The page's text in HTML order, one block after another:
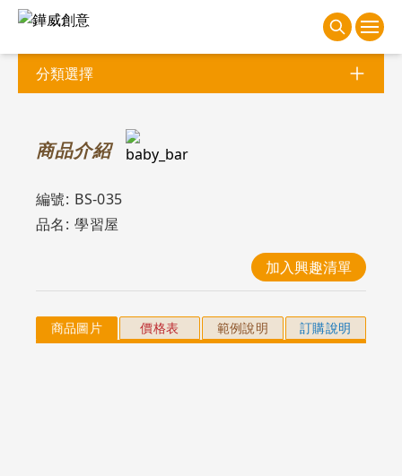
分類選擇
商品介紹
編號: BS-035
品名: 學習屋
加入興趣清單
商品圖片 價格表 範例說明 訂購說明